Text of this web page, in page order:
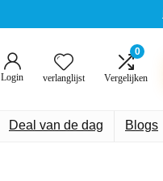
Login verlanglijst
0
Vergelijken
Deal van de dag Blogs